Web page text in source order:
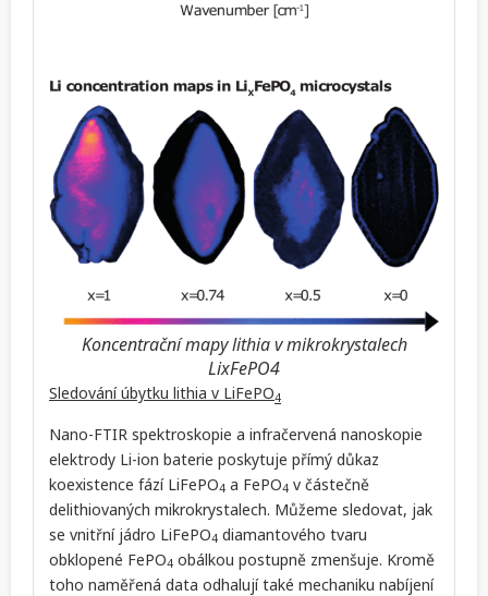
Koncentrační mapy lithia v mikrokrystalech
LixFePO4
Sledování úbytku lithia v LiFePO4
Nano-FTIR spektroskopie a infračervená nanoskopie
elektrody Li-ion baterie poskytuje přímý důkaz
koexistence fází LiFePO4 a FePO4 v částečně
delithiovaných mikrokrystalech. Můžeme sledovat, jak
se vnitřní jádro LiFePO4 diamantového tvaru
obklopené FePO4 obálkou postupně zmenšuje. Kromě
toho naměřená data odhalují také mechaniku nabíjení